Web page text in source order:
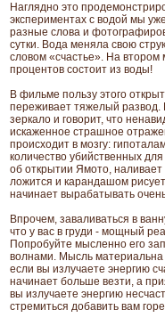
Наглядно это
экспериментах с водой мы
разные слова и
сутки. Вода меняла свою
словом «счастье». На
процентов состоит из воды!
В фильме пользу этого
переживает тяжелый развод.
зеркало и говорит, что
искаженное страшное
происходит в мозгу:
количество убийственных
об открытии Ямото, наливает
ложится и карандашом
начинает вырабатывать
Впрочем, заваливаться в
что у вас в груди - мощный
Попробуйте мысленно его
волнами. Мысль материальна
если вы излучаете энергию
начинает больше везти, а
вы излучаете энергию
стремиться добавить вам